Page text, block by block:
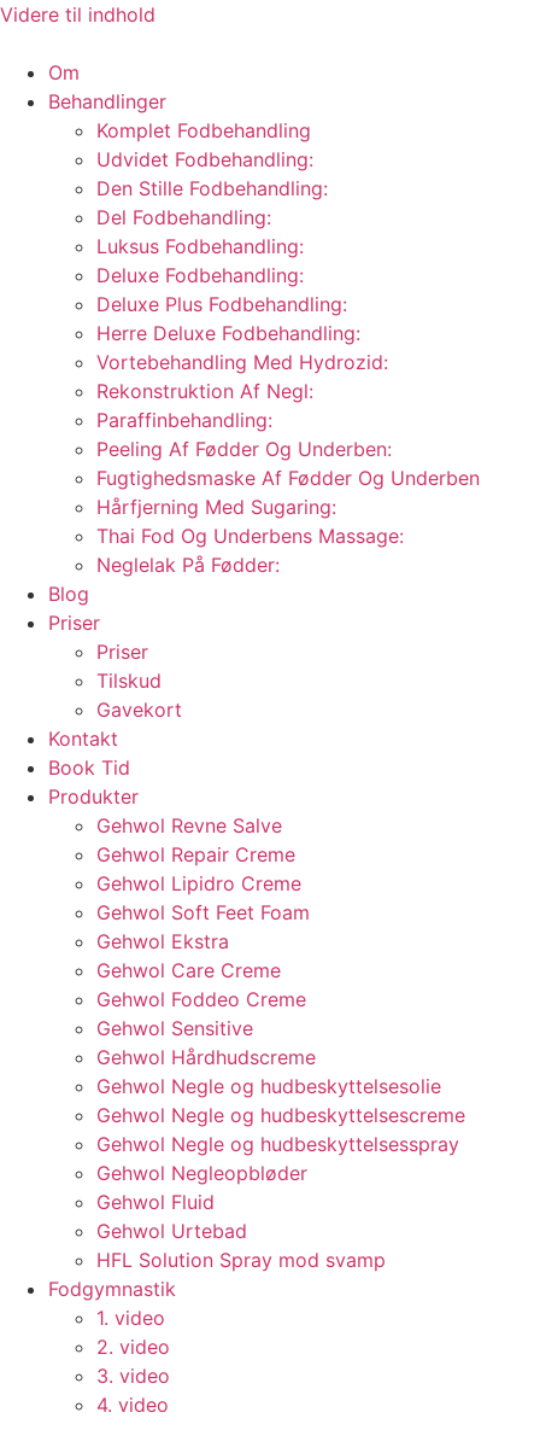
Videre til indhold
Om
Behandlinger
Komplet Fodbehandling
Udvidet Fodbehandling:
Den Stille Fodbehandling:
Del Fodbehandling:
Luksus Fodbehandling:
Deluxe Fodbehandling:
Deluxe Plus Fodbehandling:
Herre Deluxe Fodbehandling:
Vortebehandling Med Hydrozid:
Rekonstruktion Af Negl:
Paraffinbehandling:
Peeling Af Fødder Og Underben:
Fugtighedsmaske Af Fødder Og Underben
Hårfjerning Med Sugaring:
Thai Fod Og Underbens Massage:
Neglelak På Fødder:
Blog
Priser
Priser
Tilskud
Gavekort
Kontakt
Book Tid
Produkter
Gehwol Revne Salve
Gehwol Repair Creme
Gehwol Lipidro Creme
Gehwol Soft Feet Foam
Gehwol Ekstra
Gehwol Care Creme
Gehwol Foddeo Creme
Gehwol Sensitive
Gehwol Hårdhudscreme
Gehwol Negle og hudbeskyttelsesolie
Gehwol Negle og hudbeskyttelsescreme
Gehwol Negle og hudbeskyttelsesspray
Gehwol Negleopbløder
Gehwol Fluid
Gehwol Urtebad
HFL Solution Spray mod svamp
Fodgymnastik
1. video
2. video
3. video
4. video